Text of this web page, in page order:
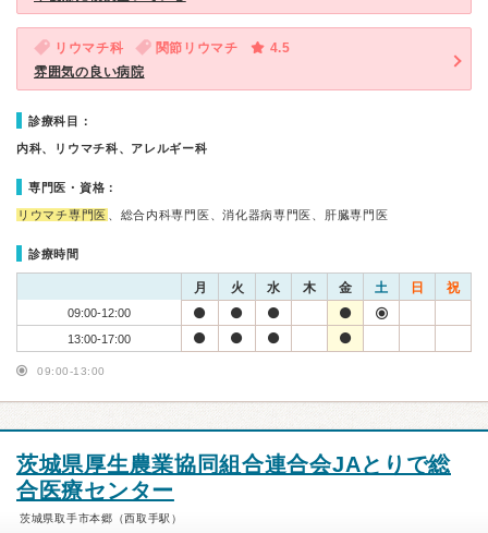
リウマチ科 関節リウマチ
4.5
雰囲気の良い病院
診療科目：
内科、リウマチ科、アレルギー科
専門医・資格：
リウマチ専門医 、総合内科専門医、消化器病専門医、肝臓専門医
診療時間
月 火 水 木 金 土 日 祝
09:00-12:00
13:00-17:00
09:00-13:00
茨城県厚生農業協同組合連合会JAとりで総
合医療センター
茨城県取手市本郷（西取手駅）